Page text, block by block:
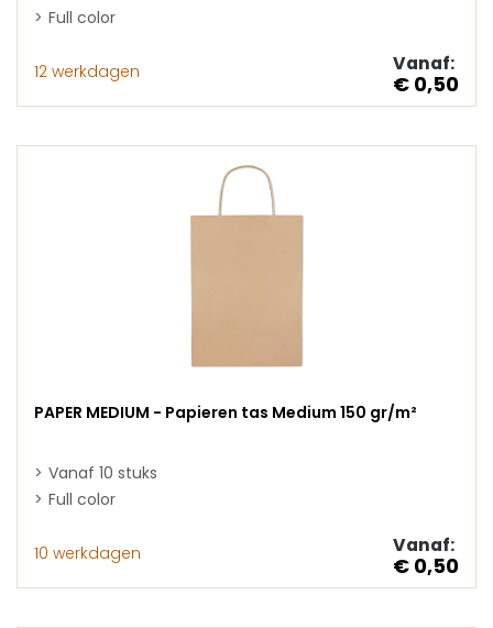
Full color
12 werkdagen Vanaf:
€ 0,50
PAPER MEDIUM - Papieren tas Medium 150 gr/m²
Vanaf 10 stuks
Full color
10 werkdagen Vanaf:
€ 0,50